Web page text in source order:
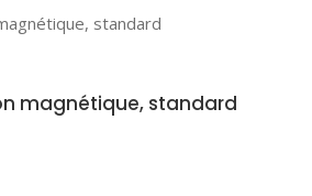
magnétique, standard